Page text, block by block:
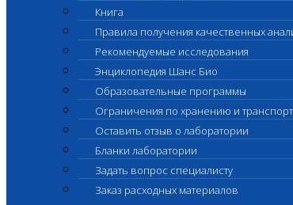
Книга
Правила получения качественных
Рекомендуемые исследования
Энциклопедия Шанс Био
Образовательные программы
Ограничения по хранению и
Оставить отзыв о лаборатории
Бланки лаборатории
Задать вопрос специалисту
Заказ расходных материалов